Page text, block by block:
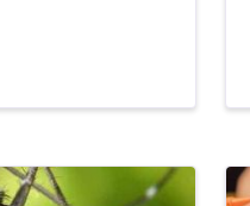
(TARI) 2026.}